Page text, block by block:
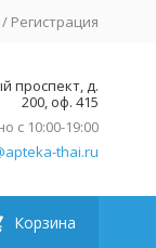
/ Регистрация
проспект, д.
200, оф. 415
с 10:00-19:00
thai.ru
Корзина